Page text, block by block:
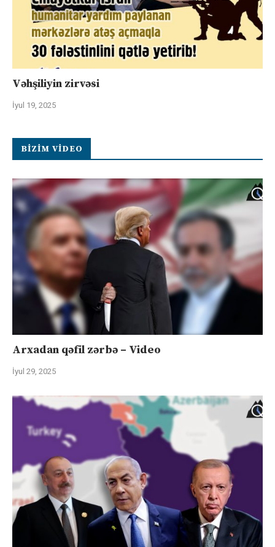
Vəhşiliyin zirvəsi
İyul 19, 2025
BIZIM VIDEO
Arxadan qəfil zərbə – Video
İyul 29, 2025